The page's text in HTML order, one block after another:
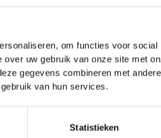
om functies voor
uw gebruik van onze site met
gegevens combineren met
van hun services.
Statistieken
loadingwww.adggroep.nl(see the